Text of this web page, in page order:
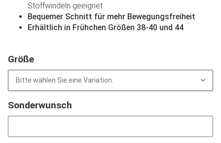
Stoffwindeln geeignet
Bequemer Schnitt für mehr Bewegungsfreiheit
Erhältlich in Frühchen Größen 38-40 und 44
Größe
Bitte wählen Sie eine Variation.
Sonderwunsch